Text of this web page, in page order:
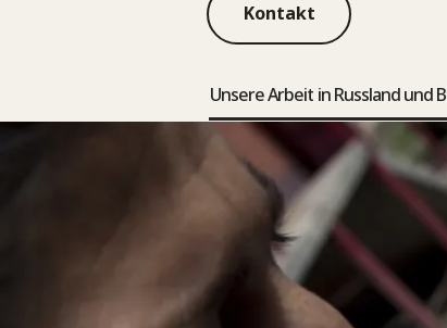
Kontakt
Unsere Arbeit in Russland und